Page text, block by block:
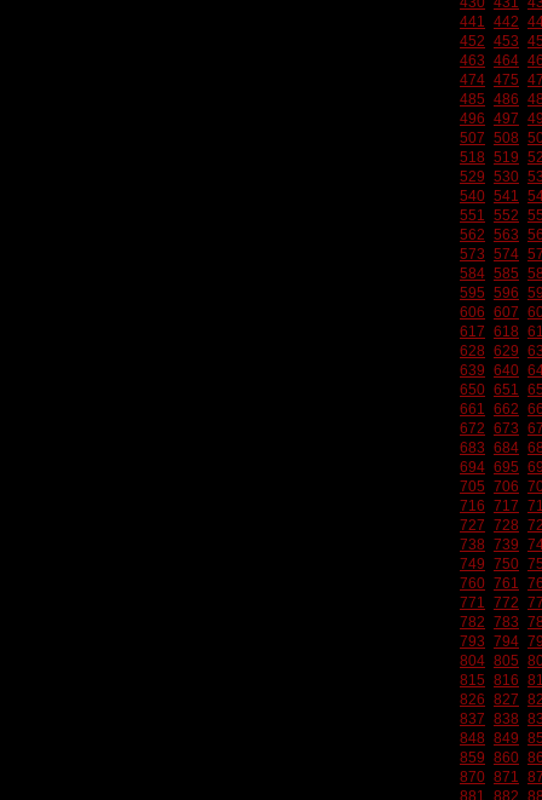
441 442
452 453
463 464
474 475
485 486
496 497
507 508
518 519
529 530
540 541
551 552
562 563
573 574
584 585
595 596
606 607
617 618
628 629
639 640
650 651
661 662
672 673
683 684
694 695
705 706
716 717
727 728
738 739
749 750
760 761
771 772
782 783
793 794
804 805
815 816
826 827
837 838
848 849
859 860
870 871
881 882